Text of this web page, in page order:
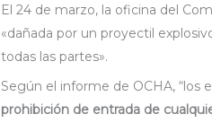
El 24 de marzo, la oficina del
«dañada por un proyectil
todas las partes».
Según el informe de OCHA, “los
prohibición de entrada de